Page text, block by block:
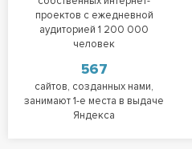
проектов с ежедневной
аудиторией 1 200 000
человек
567
сайтов, созданных нами,
занимают 1-е места в выдаче
Яндекса